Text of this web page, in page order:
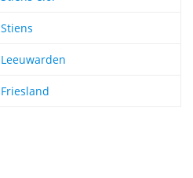
Stiens
Leeuwarden
Friesland